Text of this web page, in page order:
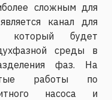
сложным для
канал для
который будет
среды в
фаз. На
работы по
насоса и